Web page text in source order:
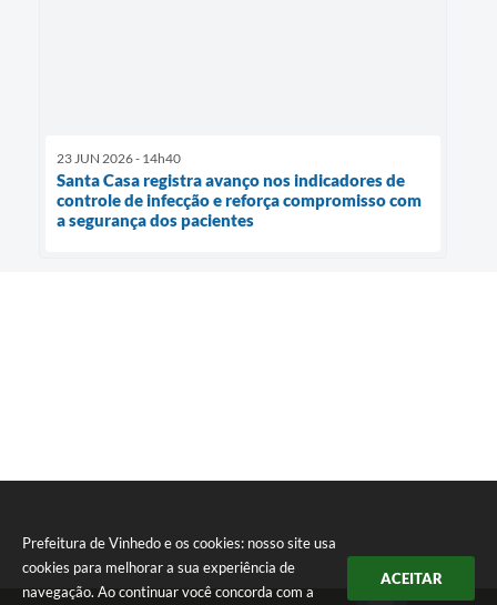
Prefeitura de Vinhedo e os cookies: nosso site usa
cookies para melhorar a sua experiência de
navegação. Ao continuar você concorda com a
ACEITAR
23 JUN 2026 - 14h40
Santa Casa registra avanço nos indicadores de
controle de infecção e reforça compromisso com
a segurança dos pacientes